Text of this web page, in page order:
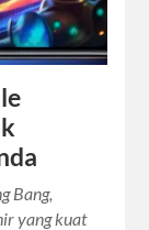
Bang,
yang kuat